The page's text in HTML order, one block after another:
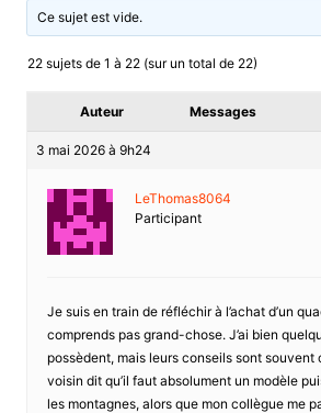
Ce sujet est vide.
22 sujets de 1 à 22 (sur un total de 22)
Auteur Messages
3 mai 2026 à 9h24
LeThomas8064
Participant
Je suis en train de réfléchir à l’achat d’un
comprends pas grand-chose. J’ai bien
possèdent, mais leurs conseils sont
voisin dit qu’il faut absolument un modèle
les montagnes, alors que mon collègue me